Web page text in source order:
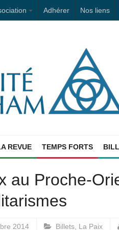
Adhérer Nos liens
REVUE TEMPS FORTS
au Proche-
2014 Billets La Paix